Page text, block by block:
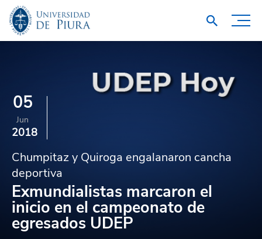
05
Jun
2018
Chumpitaz y Quiroga engalanaron cancha
deportiva
Exmundialistas marcaron el
inicio en el campeonato de
egresados UDEP